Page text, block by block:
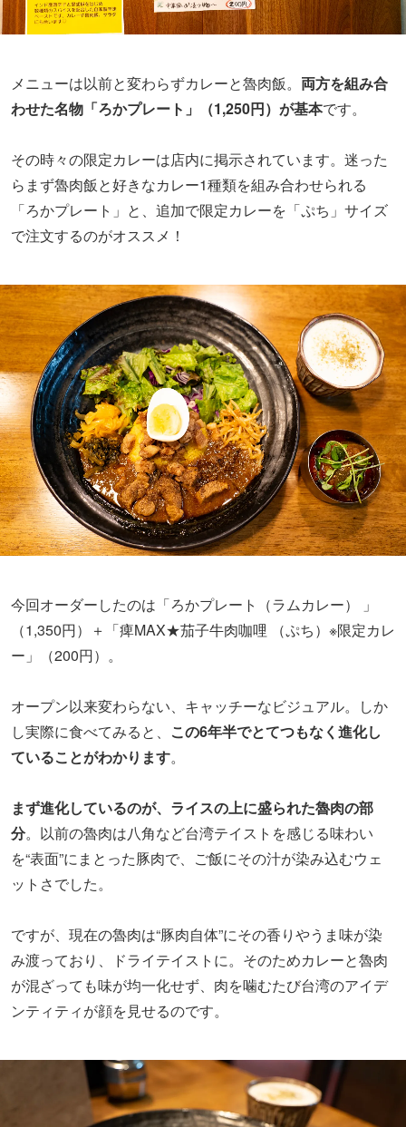
メニューは以前と変わらずカレーと魯肉飯。 両方を組み合
わせた名物「ろかプレート」（1,250円）が基本です。
その時々の限定カレーは店内に掲示されています。迷った
らまず魯肉飯と好きなカレー1種類を組み合わせられる
「ろかプレート」と、追加で限定カレーを「ぷち」サイズ
で注文するのがオススメ！
今回オーダーしたのは「ろかプレート（ラムカレー） 」
（1,350円）＋「痺MAX★茄子牛肉咖哩 （ぷち）※限定カレ
ー」（200円）。
オープン以来変わらない、キャッチーなビジュアル。しか
し実際に食べてみると、 この6年半でとてつもなく進化し
ていることがわかります。
まず進化しているのが、ライスの上に盛られた魯肉の部
分。以前の魯肉は八角など台湾テイストを感じる味わい
を“表面”にまとった豚肉で、ご飯にその汁が染み込むウェ
ットさでした。
ですが、現在の魯肉は“豚肉自体”にその香りやうま味が染
み渡っており、ドライテイストに。そのためカレーと魯肉
が混ざっても味が均一化せず、肉を噛むたび台湾のアイデ
ンティティが顔を見せるのです。